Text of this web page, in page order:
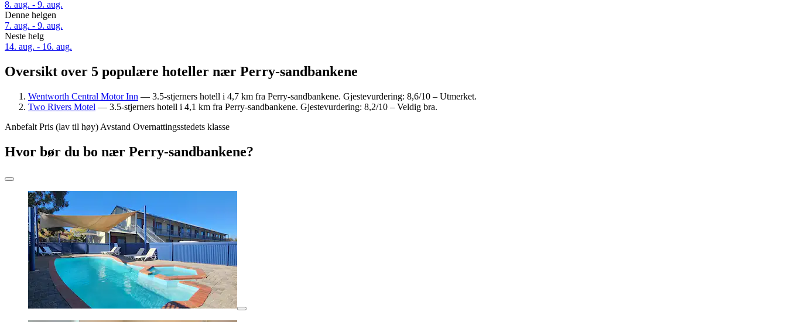
8. aug. - 9. aug.
Denne helgen
7. aug. - 9. aug.
Neste helg
14. aug. - 16. aug.
Oversikt over 5 populære hoteller nær Perry-sandbankene
Wentworth Central Motor Inn — 3.5-stjerners hotell i 4,7 km fra Perry-sandbankene. Gjestevurdering: 8,6/10 – Utmerket.
Two Rivers Motel — 3.5-stjerners hotell i 4,1 km fra Perry-sandbankene. Gjestevurdering: 8,2/10 – Veldig bra.
Anbefalt Pris (lav til høy) Avstand Overnattingsstedets klasse
Hvor bør du bo nær Perry-sandbankene?